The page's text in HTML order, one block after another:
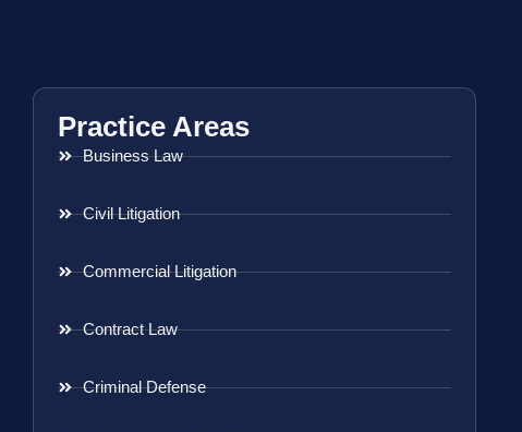
Practice Areas
Business Law
Civil Litigation
Commercial Litigation
Contract Law
Criminal Defense